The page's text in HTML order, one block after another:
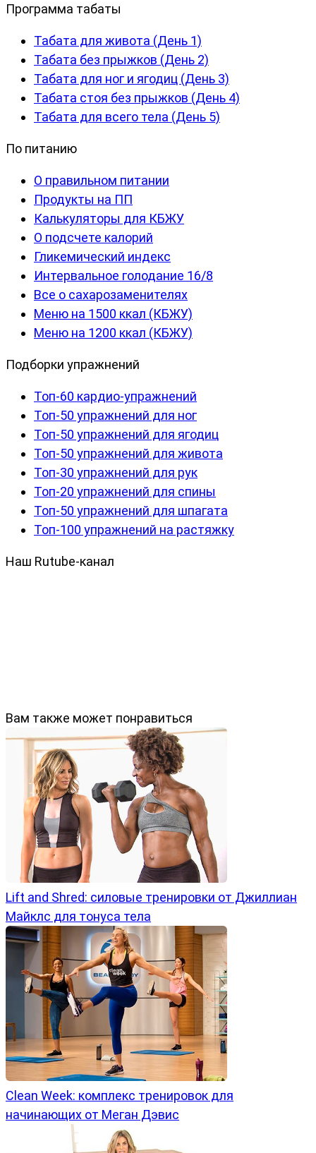
Программа табаты
Табата для живота (День 1)
Табата без прыжков (День 2)
Табата для ног и ягодиц (День 3)
Табата стоя без прыжков (День 4)
Табата для всего тела (День 5)
По питанию
О правильном питании
Продукты на ПП
Калькуляторы для КБЖУ
О подсчете калорий
Гликемический индекс
Интервальное голодание 16/8
Все о сахарозаменителях
Меню на 1500 ккал (КБЖУ)
Меню на 1200 ккал (КБЖУ)
Подборки упражнений
Топ-60 кардио-упражнений
Топ-50 упражнений для ног
Топ-50 упражнений для ягодиц
Топ-50 упражнений для живота
Топ-30 упражнений для рук
Топ-20 упражнений для спины
Топ-50 упражнений для шпагата
Топ-100 упражнений на растяжку
Наш Rutube-канал
Вам также может понравиться
Lift and Shred: силовые тренировки от Джиллиан
Майклс для тонуса тела
Clean Week: комплекс тренировок для
начинающих от Меган Дэвис